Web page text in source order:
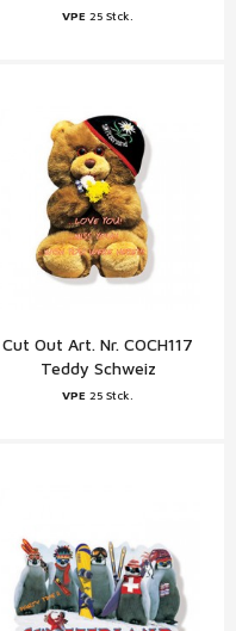
VPE 25 Stck.
Cut Out Art. Nr. COCH117
Teddy Schweiz
VPE 25 Stck.